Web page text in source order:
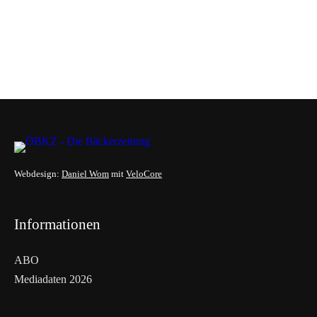
Webdesign: Daniel Wom mit VeloCore
Informationen
ABO
Mediadaten 2026